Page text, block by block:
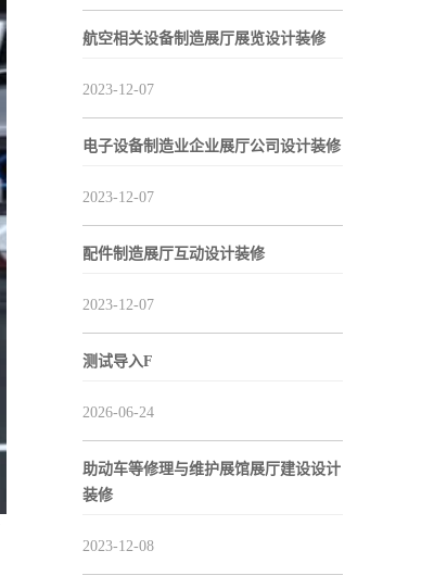
航空相关设备制造展厅展览设计装修
2023-12-07
电子设备制造业企业展厅公司设计装修
2023-12-07
配件制造展厅互动设计装修
2023-12-07
测试导入F
2026-06-24
助动车等修理与维护展馆展厅建设设计
装修
2023-12-08